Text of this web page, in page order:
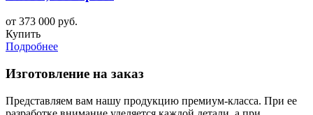
от 373 000 руб.
Купить
Подробнее
Изготовление на заказ
Представляем вам нашу продукцию премиум-класса. При ее